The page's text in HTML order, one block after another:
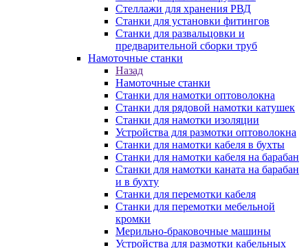
Стеллажи для хранения РВД
Станки для установки фитингов
Станки для развальцовки и
предварительной сборки труб
Намоточные станки
Назад
Намоточные станки
Станки для намотки оптоволокна
Станки для рядовой намотки катушек
Станки для намотки изоляции
Устройства для размотки оптоволокна
Станки для намотки кабеля в бухты
Станки для намотки кабеля на барабан
Станки для намотки каната на барабан
и в бухту
Станки для перемотки кабеля
Станки для перемотки мебельной
кромки
Мерильно-браковочные машины
Устройства для размотки кабельных